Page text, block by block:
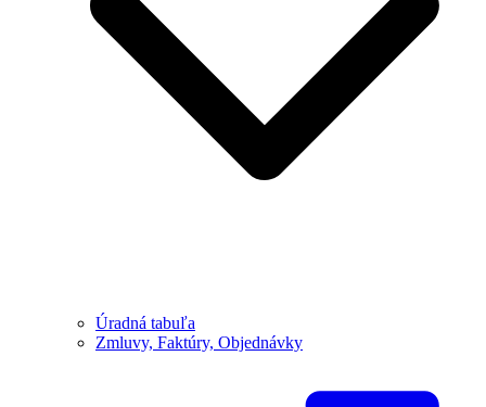
Úradná tabuľa
Zmluvy, Faktúry, Objednávky